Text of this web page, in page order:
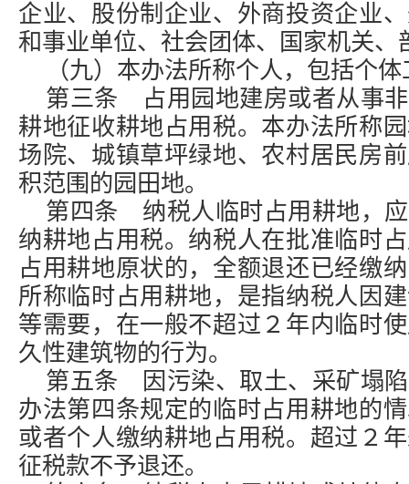
企业、股份制企业、外商投资企业
和事业单位、社会团体、国家机关、
（九）本办法所称个人，包括个
第三条 占用园地建房或者从事
耕地征收耕地占用税。本办法所称
场院、城镇草坪绿地、农村居民房
积范围的园田地。
第四条 纳税人临时占用耕地，
纳耕地占用税。纳税人在批准临时
占用耕地原状的，全额退还已经缴
所称临时占用耕地，是指纳税人因
等需要，在一般不超过２年内临时
久性建筑物的行为。
第五条 因污染、取土、采矿塌
办法第四条规定的临时占用耕地的
或者个人缴纳耕地占用税。超过２
征税款不予退还。